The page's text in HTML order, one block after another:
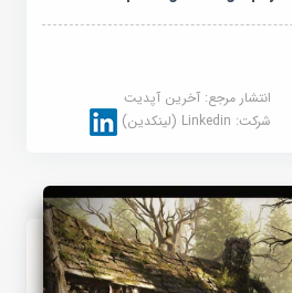
انتشار مرجع:آخرین آپدیت
شرکت:Linkedin (لینکدین)